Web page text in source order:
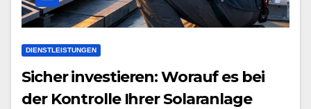
DIENSTLEISTUNGEN
Sicher investieren: Worauf es bei
der Kontrolle Ihrer Solaranlage